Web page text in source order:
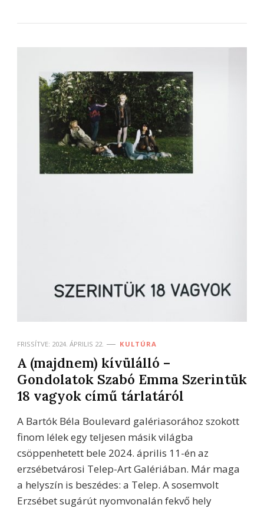
FRISSÍTVE: 2024. ÁPRILIS 22. KULTÚRA
A (majdnem) kívülálló –
Gondolatok Szabó Emma Szerintük
18 vagyok című tárlatáról
A Bartók Béla Boulevard galériasorához szokott
finom lélek egy teljesen másik világba
csöppenhetett bele 2024. április 11-én az
erzsébetvárosi Telep-Art Galériában. Már maga
a helyszín is beszédes: a Telep. A sosemvolt
Erzsébet sugárút nyomvonalán fekvő hely